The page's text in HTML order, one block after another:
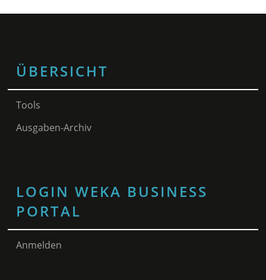
ÜBERSICHT
Tools
Ausgaben-Archiv
LOGIN WEKA BUSINESS
PORTAL
Anmelden